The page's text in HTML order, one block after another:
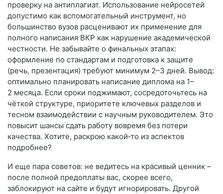
проверку на антиплагиат. Использование нейросетей
допустимо как вспомогательный инструмент, но
большинство вузов расценивают их применение для
полного написания ВКР как нарушение академической
честности. Не забывайте о финальных этапах:
оформление по стандартам и подготовка к защите
(речь, презентация) требуют минимум 2–3 дней. Вывод:
оптимально планировать написание диплома на 1–
2 месяца. Если сроки поджимают, сосредоточьтесь на
чёткой структуре, приоритете ключевых разделов и
тесном взаимодействии с научным руководителем. Это
повысит шансы сдать работу вовремя без потери
качества. Хотите, раскрою какой‑то из аспектов
подробнее?
И еще пара советов: не ведитесь на красивый ценник –
после полной предоплаты вас, скорее всего,
заблокируют на сайте и будут игнорировать. Другой